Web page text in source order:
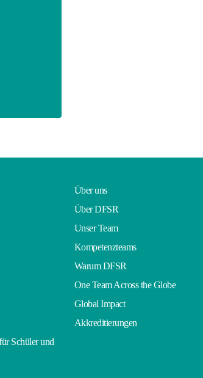
Schüler und
Über uns
Über DFSR
Unser Team
Kompetenzteams
Warum DFSR
One Team Across the Globe
Global Impact
Akkreditierungen